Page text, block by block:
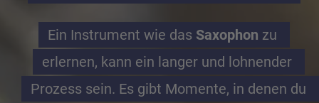
Ein Instrument wie das Saxophon zu
erlernen, kann ein langer und lohnender
Prozess sein. Es gibt Momente, in denen du